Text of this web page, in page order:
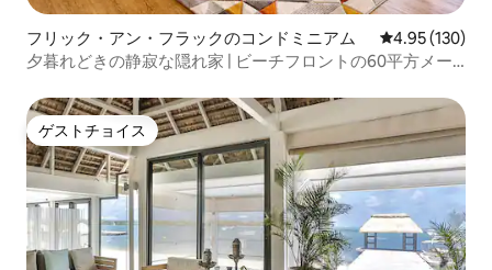
フリック・アン・フラックのコンドミニアム レビュー130
4.95 (130)
夕暮れどきの静寂な隠れ家 | ビーチフロントの60平方メー
ゲストチョイス
ゲストチョイス